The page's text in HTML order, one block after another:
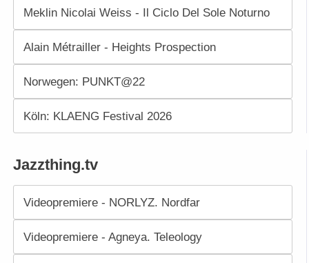
Meklin Nicolai Weiss - Il Ciclo Del Sole Noturno
Alain Métrailler - Heights Prospection
Norwegen: PUNKT@22
Köln: KLAENG Festival 2026
Jazzthing.tv
Videopremiere - NORLYZ. Nordfar
Videopremiere - Agneya. Teleology